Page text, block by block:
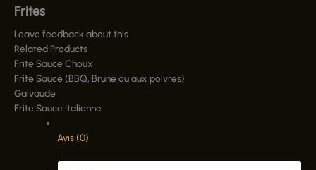
Frites
Leave feedback about this
Related Products
Frite Sauce Choux
Frite Sauce (BBQ, Brune ou aux poivres)
Galvaude
Frite Sauce Italienne
Avis (0)